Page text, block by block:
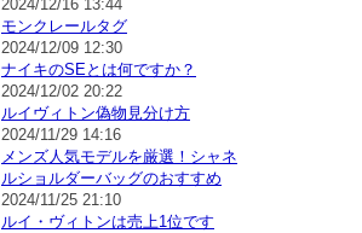
2024/12/16 13:44
モンクレールタグ
2024/12/09 12:30
ナイキのSEとは何ですか？
2024/12/02 20:22
ルイヴィトン偽物見分け方
2024/11/29 14:16
メンズ人気モデルを厳選！シャネ
ルショルダーバッグのおすすめ
2024/11/25 21:10
ルイ・ヴィトンは売上1位です